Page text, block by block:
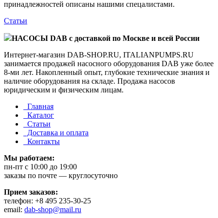
принадлежностей описаны нашими спецалистами.
Статьи
НАСОСЫ DAB с доставкой по Москве и всей России
Интернет-магазин DAB-SHOP.RU, ITALIANPUMPS.RU
занимается продажей насосного оборудования DAB уже более
8-ми лет. Накопленный опыт, глубокие технические знания и
наличие оборудования на складе. Продажа насосов
юридическим и физическим лицам.
Главная
Каталог
Статьи
Доставка и оплата
Контакты
Мы работаем:
пн-пт c 10:00 до 19:00
заказы по почте — круглосуточно
Прием заказов:
телефон: +8 495 235-30-25
email: dab-shop@mail.ru